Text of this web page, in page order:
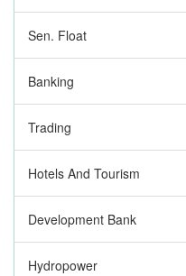
Sen. Float
Banking
Trading
Hotels And Tourism
Development Bank
Hydropower